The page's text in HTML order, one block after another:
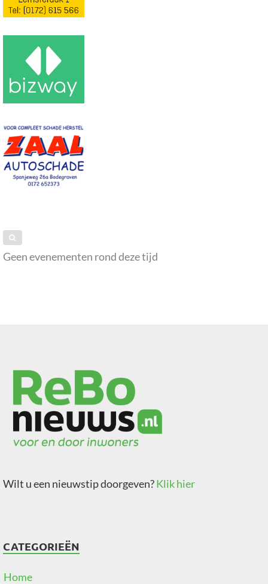
Geen evenementen rond deze tijd
Wilt u een nieuwstip doorgeven?Klik hier
CATEGORIEËN
Home